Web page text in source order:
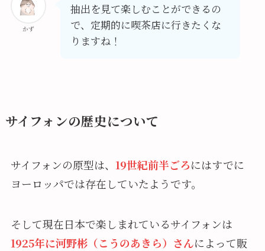
かず
抽出を見て楽しむことができるの
で、定期的に喫茶店に行きたくな
りますね！
サイフォンの歴史について
サイフォンの原型は、 19世紀前半ごろにはすでに
ヨーロッパでは存在していたようです。
そして現在日本で楽しまれているサイフォンは
1925年に河野彬（こうのあきら）さんによって販